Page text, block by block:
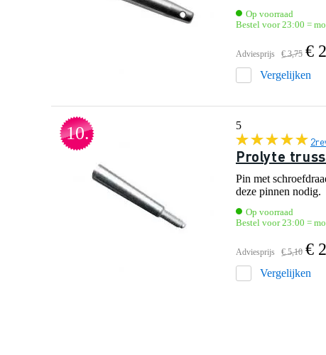
Op voorraad
Bestel voor 23:00 =
Adviesprijs € 3,75 €
Vergelijken
10. 5
2
Prolyte
Pin met
deze pinnen nodig.
Op voorraad
Bestel voor 23:00 =
Adviesprijs € 5,10 €
Vergelijken